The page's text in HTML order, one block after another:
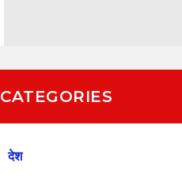
CATEGORIES
देश